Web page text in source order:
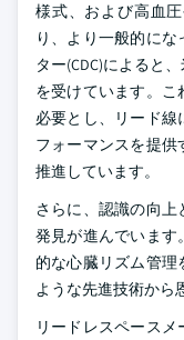
様式、および高血
り、より一般的に
ター(CDC)によると
を受けています。
必要とし、リード
フォーマンスを提
推進しています。
さらに、認識の向
発見が進んでいます
的な心臓リズム管
ような先進技術から
リードレスペース